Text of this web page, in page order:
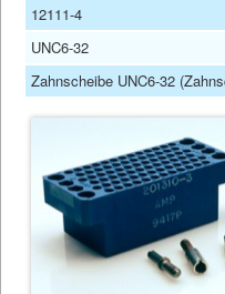
12111-4
UNC6-32
Zahnscheibe UNC6-32